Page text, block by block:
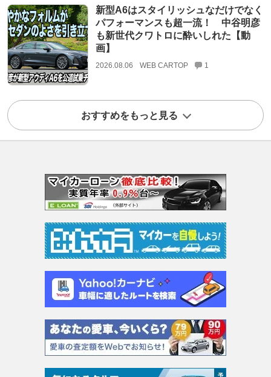
新型A6はスタイリッシュなだけでなく
パフォーマンスも超一流！ 中谷明彦
も新世代クワトロに酔いしれた【動
画】
2026.08.06 WEB CARTOP 1
おすすめをもっと見る